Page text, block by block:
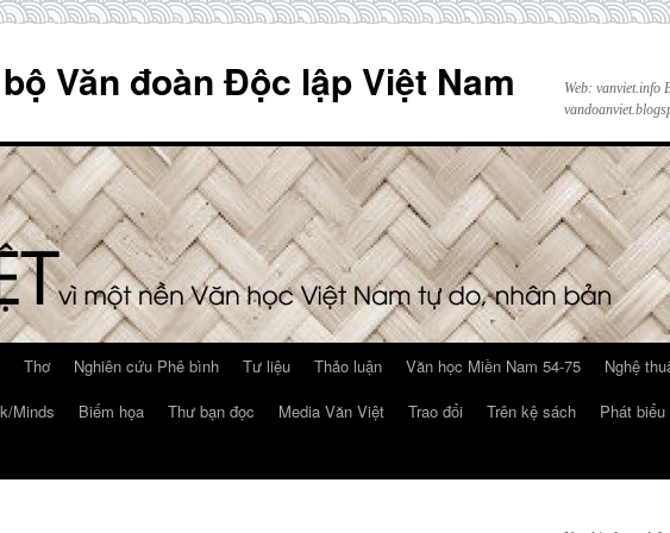
Văn đoàn Độc lập Việt Nam
Web: vanviet.info
Thơ Nghiên cứu Phê bình Tư liệu Thảo luận Văn học Miền Nam 54-75
Nghệ
Minds Biếm họa Thư bạn đọc Media Văn Việt Trao đổi Trên kệ sách
Phát